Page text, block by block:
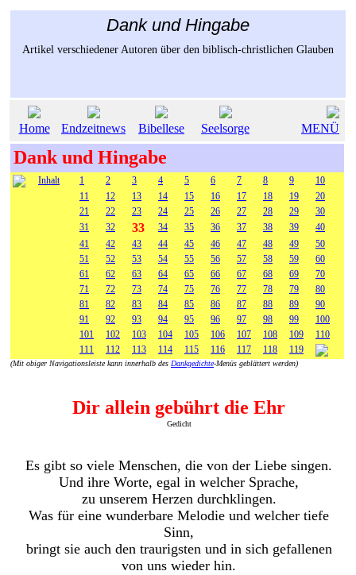
Dank und Hingabe
Artikel verschiedener Autoren über den biblisch-christlichen Glauben
Home Endzeitnews Bibellese Seelsorge MENÜ
Dank und Hingabe
Inhalt 1 2 3 4 5 6 7 8 9
10
11
12 13 14 15 16 17 18 19
20
21
22 23 24 25 26 27 28 29
30
31
32 33 34 35 36 37 38 39
40
41
42 43 44 45 46 47 48 49
50
51
52 53 54 55 56 57 58 59
60
61
62 63 64 65 66 67 68 69
70
71
72 73 74 75 76 77 78 79
80
81
82 83 84 85 86 87 88 89
90
91
92 93 94 95 96 97 98 99
100
101
102 103 104 105 106 107 108 109
110
111
112 113 114 115 116 117 118 119
(Mit obiger Navigationsleiste kann innerhalb des Dankgedichte-Menüs geblättert werden)
Dir allein gebührt die Ehr
Gedicht
Es gibt so viele Menschen, die von der Liebe singen.
Und ihre Worte, egal in welcher Sprache,
zu unserem Herzen durchklingen.
Was für eine wunderbare Melodie und welcher tiefe
Sinn,
bringt sie auch den traurigsten und in sich gefallenen
von uns wieder hin.